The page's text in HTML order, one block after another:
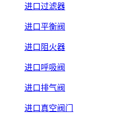
进口过滤器
进口平衡阀
进口阻火器
进口呼吸阀
进口排气阀
进口真空阀门